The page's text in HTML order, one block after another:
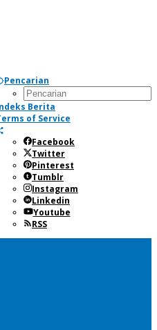
Pencarian
Berita
of Service
Facebook
Twitter
Pinterest
Tumblr
Instagram
Linkedin
Youtube
RSS